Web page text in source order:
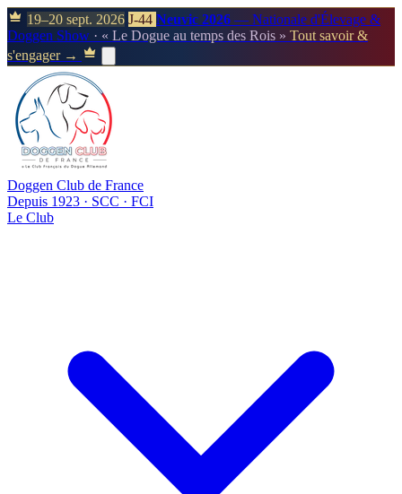
19–20 sept. 2026 J-44 Neuvic 2026 — Nationale d'Élevage &
Doggen Show · « Le Dogue au temps des Rois » Tout savoir &
s'engager →
Doggen Club de France
Depuis 1923 · SCC · FCI
Le Club